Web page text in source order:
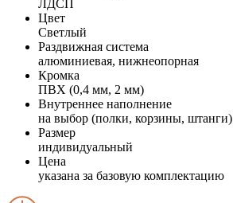
ЛДСП
Цвет
Светлый
Раздвижная система
алюминиевая, нижнеопорная
Кромка
ПВХ (0,4 мм, 2 мм)
Внутреннее наполнение
на выбор (полки, корзины, штанги)
Размер
индивидуальный
Цена
указана за базовую комплектацию